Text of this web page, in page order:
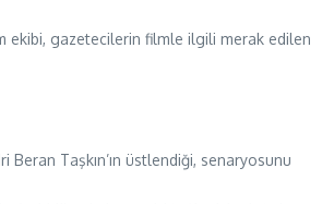
ekibi, gazetecilerin filmle ilgili merak edilen
Beran Taşkın’ın üstlendiği, senaryosunu